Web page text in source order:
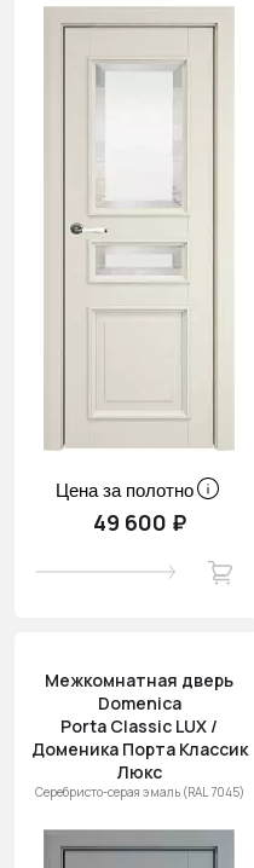
Цена за полотно
49 600 ₽
Межкомнатная дверь
Domenica
Porta Classic LUX /
Доменика Порта Классик
Люкс
Серебристо-серая эмаль (RAL 7045)